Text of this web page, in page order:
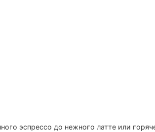
эспрессо до нежного латте или